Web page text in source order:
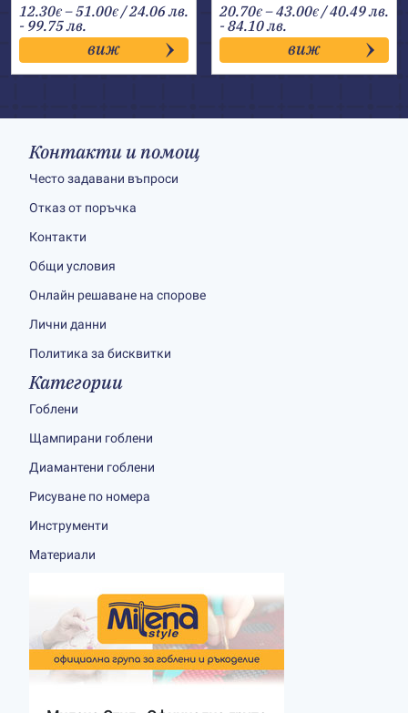
12.30€ –51.00€Price
range:
12.30€
through
51.00€
/ 24.06 лв.
- 99.75 лв.
виж
20.70€ –43.00€Price
range:
20.70€
through
43.00€
/ 40.49 лв.
- 84.10 лв.
виж
Контакти и помощ
Често задавани въпроси
Отказ от поръчка
Контакти
Общи условия
Онлайн решаване на спорове
Лични данни
Политика за бисквитки
Категории
Гоблени
Щампирани гоблени
Диамантени гоблени
Рисуване по номера
Инструменти
Материали